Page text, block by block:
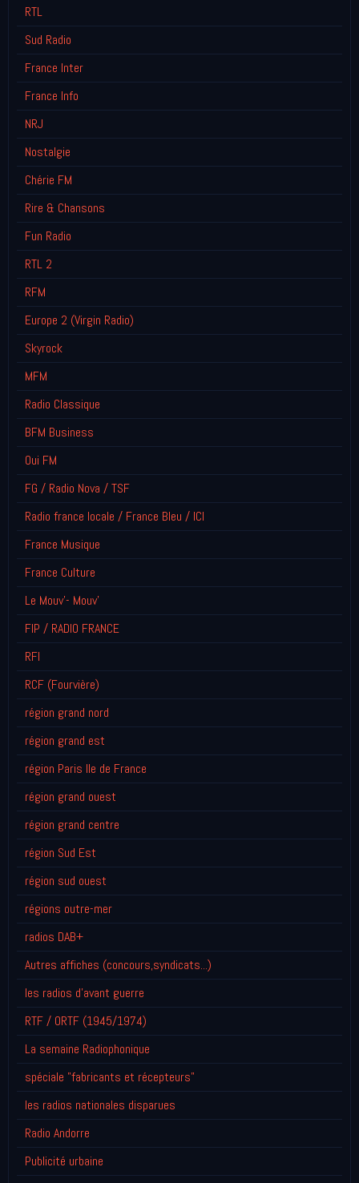
RTL
Sud Radio
France Inter
France Info
NRJ
Nostalgie
Chérie FM
Rire & Chansons
Fun Radio
RTL 2
RFM
Europe 2 (Virgin Radio)
Skyrock
MFM
Radio Classique
BFM Business
Oui FM
FG / Radio Nova / TSF
Radio france locale / France Bleu / ICI
France Musique
France Culture
Le Mouv'- Mouv'
FIP / RADIO FRANCE
RFI
RCF (Fourvière)
région grand nord
région grand est
région Paris Ile de France
région grand ouest
région grand centre
région Sud Est
région sud ouest
régions outre-mer
radios DAB+
Autres affiches (concours,syndicats...)
les radios d'avant guerre
RTF / ORTF (1945/1974)
La semaine Radiophonique
spéciale "fabricants et récepteurs"
les radios nationales disparues
Radio Andorre
Publicité urbaine